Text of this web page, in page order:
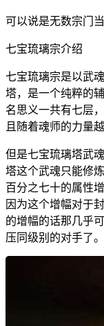
可以说是无数宗门
七宝琉璃宗介绍
七宝琉璃宗是以武
塔，是一个纯粹的
名思义一共有七层
且随着魂师的力量
但是七宝琉璃塔武
塔这个武魂只能修
百分之七十的属性
因为这个增幅对于
的增幅的话那几乎
压同级别的对手了。